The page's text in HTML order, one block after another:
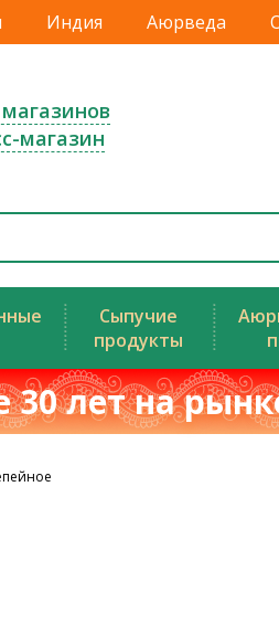
Индия Аюрведа
магазин
Сыпучие
продукты
30 лет на